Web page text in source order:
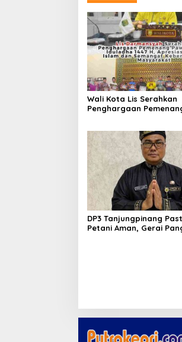
Wali Kota Lis Serahkan
Penghargaan
Syiar Islam
DP3 Tanjungpinang
Petani Aman, Gerai